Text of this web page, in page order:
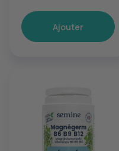
Ajouter